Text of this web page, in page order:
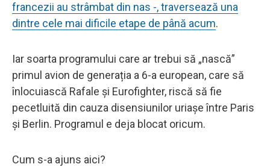
francezii au strâmbat din nas -, traversează una
dintre cele mai dificile etape de până acum.
Iar soarta programului care ar trebui să „nască”
primul avion de generația a 6-a european, care să
înlocuiască Rafale și Eurofighter, riscă să fie
pecetluită din cauza disensiunilor uriașe între Paris
și Berlin. Programul e deja blocat oricum.
Cum s-a ajuns aici?